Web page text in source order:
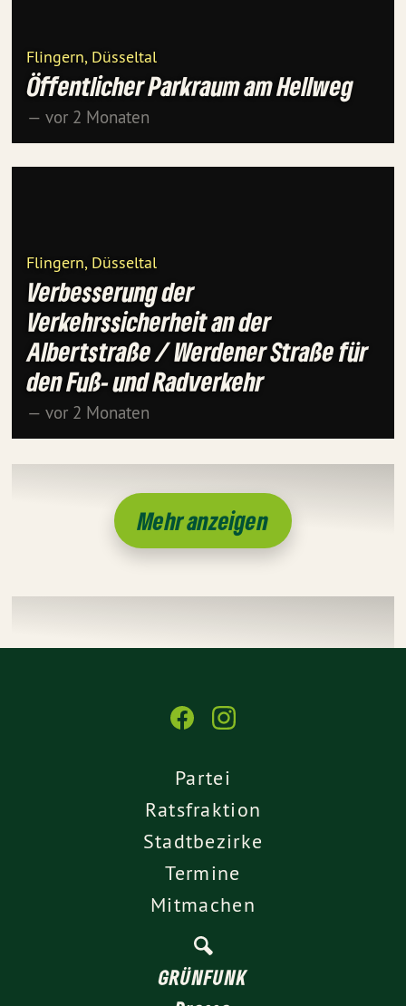
Flingern, Düsseltal
Öffentlicher Parkraum am Hellweg
— vor 2 Monaten
Flingern, Düsseltal
Verbesserung der
Verkehrssicherheit an der
Albertstraße / Werdener Straße für
den Fuß- und Radverkehr
— vor 2 Monaten
Mehr anzeigen
Partei
Ratsfraktion
Stadtbezirke
Termine
Mitmachen
GRÜNFUNK